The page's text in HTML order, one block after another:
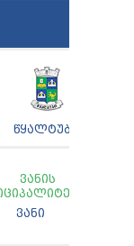
ᲬᲧᲐᲚᲢᲣᲑᲝ
ᲕᲐᲜᲘ